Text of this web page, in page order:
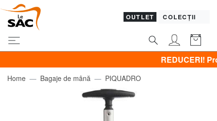
OUTLET COLECȚII
REDUCERI!
Home Bagaje de mână PIQUADRO